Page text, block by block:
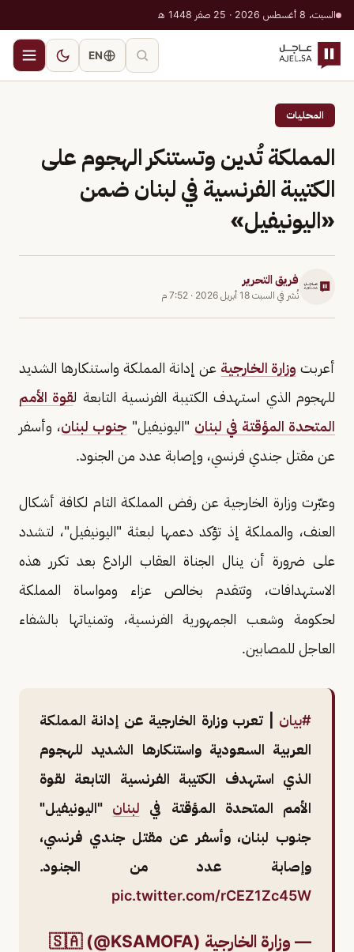
السبت، 8 أغسطس 2026 · 25 صفر 1448 هـ
EN
المحليات
المملكة تُدين وتستنكر الهجوم على
الكتيبة الفرنسية في لبنان ضمن
«اليونيفيل»
فريق التحرير
نُشر في السبت 18 أبريل 2026 · 7:52 م
أعربت وزارة الخارجية عن إدانة المملكة واستنكارها الشديد
للهجوم الذي استهدف الكتيبة الفرنسية التابعة لقوة الأمم
المتحدة المؤقتة في لبنان "اليونيفيل" جنوب لبنان، وأسفر
عن مقتل جندي فرنسي، وإصابة عدد من الجنود.
وعبّرت وزارة الخارجية عن رفض المملكة التام لكافة أشكال
العنف، والمملكة إذ تؤكد دعمها لبعثة "اليونيفيل"، لتشدد
على ضرورة أن ينال الجناة العقاب الرادع بعد تكرر هذه
الاستهدافات، وتتقدم بخالص عزاء ومواساة المملكة
لحكومة وشعب الجمهورية الفرنسية، وتمنياتها بالشفاء
العاجل للمصابين.
#بيان | تعرب وزارة الخارجية عن إدانة المملكة
العربية السعودية واستنكارها الشديد للهجوم
الذي استهدف الكتيبة الفرنسية التابعة لقوة
الأمم المتحدة المؤقتة في لبنان "اليونيفيل"
جنوب لبنان، وأسفر عن مقتل جندي فرنسي،
وإصابة عدد من الجنود.
pic.twitter.com/rCEZ1Zc45W
— وزارة الخارجية 🇸🇦 (@KSAMOFA)